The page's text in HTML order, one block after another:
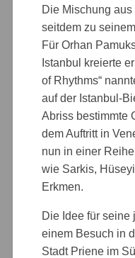
Die Mischung
seitdem zu
Für Orhan
Istanbul kreierte
of Rhythms“
auf der Istanbul-
Abriss bestimmte
dem Auftritt in
nun in einer
wie Sarkis,
Erkmen.
Die Idee für seine
einem Besuch in
Stadt Priene im